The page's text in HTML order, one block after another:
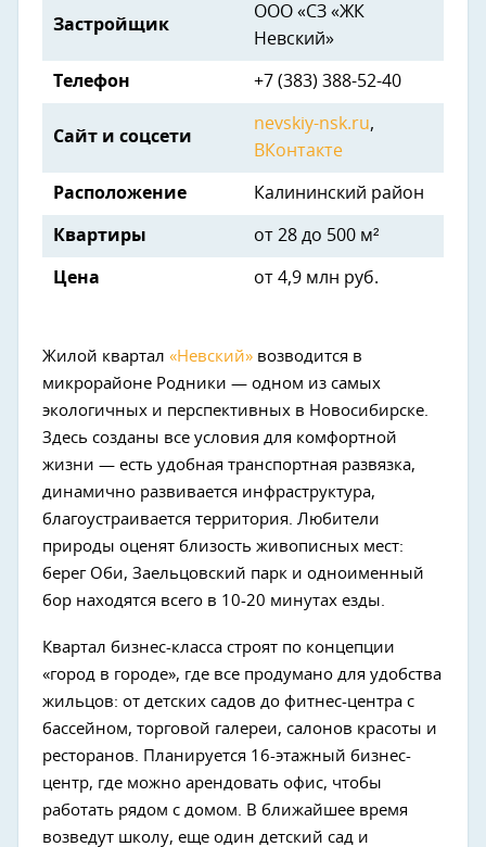
Застройщик
ООО «СЗ «ЖК
Невский»
Телефон +7 (383) 388-52-40
Сайт и соцсети
nevskiy-nsk.ru,
ВКонтакте
Расположение Калининский район
Квартиры от 28 до 500 м²
Цена от 4,9 млн руб.
Жилой квартал «Невский» возводится в
микрорайоне Родники — одном из самых
экологичных и перспективных в Новосибирске.
Здесь созданы все условия для комфортной
жизни — есть удобная транспортная развязка,
динамично развивается инфраструктура,
благоустраивается территория. Любители
природы оценят близость живописных мест:
берег Оби, Заельцовский парк и одноименный
бор находятся всего в 10-20 минутах езды.
Квартал бизнес-класса строят по концепции
«город в городе», где все продумано для удобства
жильцов: от детских садов до фитнес-центра с
бассейном, торговой галереи, салонов красоты и
ресторанов. Планируется 16-этажный бизнес-
центр, где можно арендовать офис, чтобы
работать рядом с домом. В ближайшее время
возведут школу, еще один детский сад и
Next